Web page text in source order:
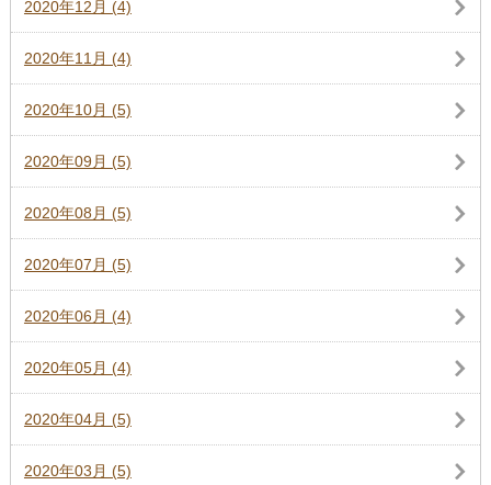
2020年12月 (4)
2020年11月 (4)
2020年10月 (5)
2020年09月 (5)
2020年08月 (5)
2020年07月 (5)
2020年06月 (4)
2020年05月 (4)
2020年04月 (5)
2020年03月 (5)